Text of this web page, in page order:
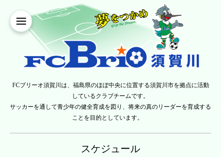
FCブリーオ須賀川は、福島県のほぼ中央に位置する須賀川市を拠点に活動
しているクラブチームです。
サッカーを通して青少年の健全育成を図り、将来の真のリーダーを育成する
ことを目的としています。
スケジュール